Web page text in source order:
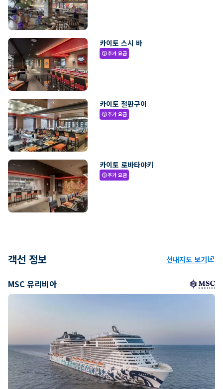
카이토 스시 바
paid추가 요금
카이토 철판구이
paid추가 요금
카이토 로바타야키
paid추가 요금
객선 정보 선내지도 보기ungroup
MSC 유리비아